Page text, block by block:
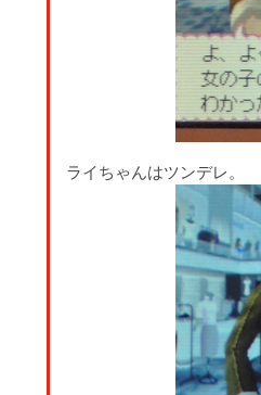
ライちゃんはツンデレ。